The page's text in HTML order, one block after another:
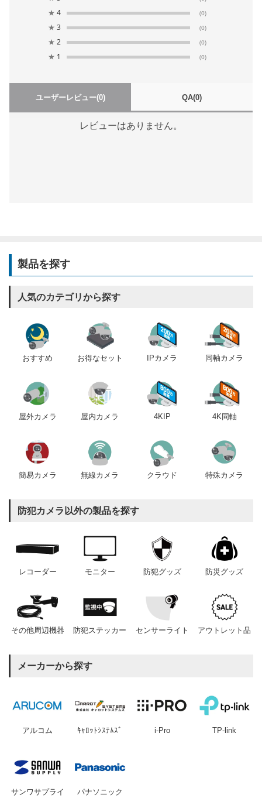
★ 4 (0)
★ 3 (0)
★ 2 (0)
★ 1 (0)
ユーザーレビュー(0) QA(0)
レビューはありません。
製品を探す
人気のカテゴリから探す
おすすめ お得なセット IPカメラ 同軸カメラ
屋外カメラ 屋内カメラ 4KIP 4K同軸
簡易カメラ 無線カメラ クラウド 特殊カメラ
防犯カメラ以外の製品を探す
レコーダー モニター 防犯グッズ 防災グッズ
その他周辺機器 防犯ステッカー センサーライト アウトレット品
メーカーから探す
アルコム ｷｬﾛｯﾄｼｽﾃﾑｽﾞ i-Pro TP-link
サンワサプライ パナソニック